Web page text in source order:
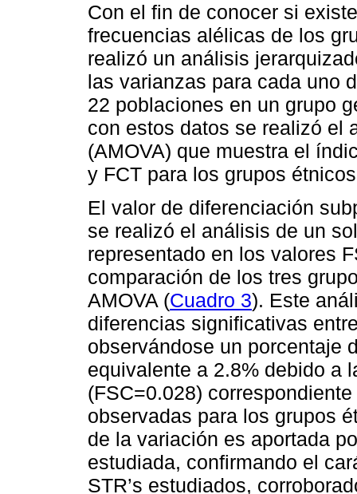
Con el fin de conocer si
frecuencias alélicas de los
realizó un análisis
las varianzas para cada uno
22 poblaciones en un grupo
con estos datos se realizó el
(AMOVA) que muestra el
y FCT para los grupos
El valor de diferenciación
se realizó el análisis de un
representado en los valores
comparación de los tres
AMOVA (Cuadro 3). Este
diferencias significativas
observándose un porcentaje
equivalente a 2.8% debido a
(FSC=0.028)
observadas para los grupos
de la variación es aportada
estudiada, confirmando el
STR’s estudiados,